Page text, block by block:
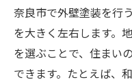
奈良市で外壁塗装を行
を大きく左右します。
を選ぶことで、住まい
できます。たとえば、